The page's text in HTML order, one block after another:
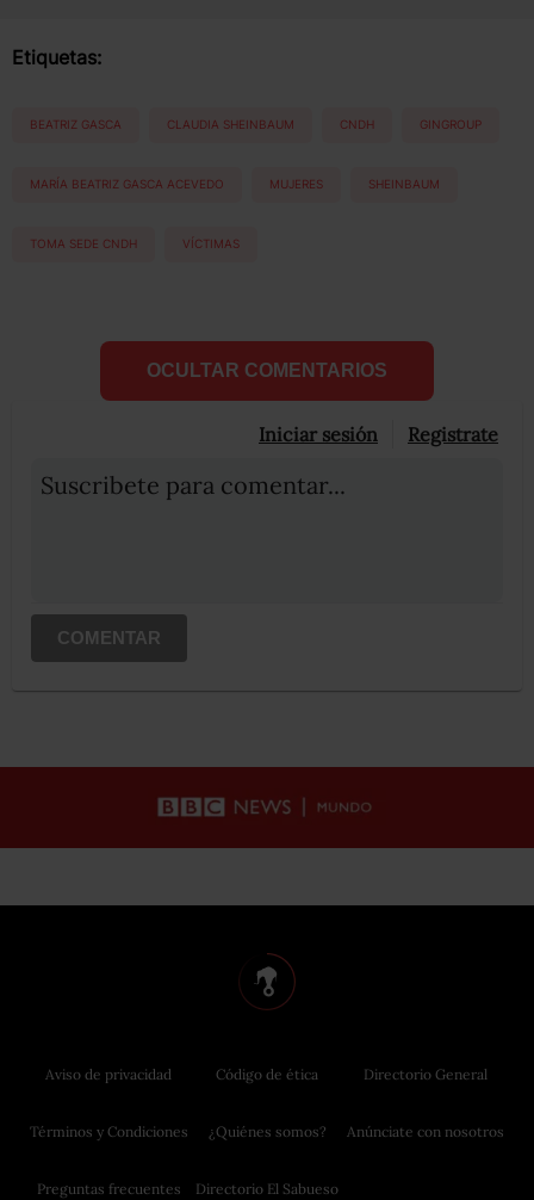
Etiquetas:
BEATRIZ GASCA CLAUDIA SHEINBAUM CNDH GINGROUP
MARÍA BEATRIZ GASCA ACEVEDO MUJERES SHEINBAUM
TOMA SEDE CNDH VÍCTIMAS
OCULTAR COMENTARIOS
Iniciar sesión Registrate
Suscribete para comentar...
COMENTAR
Aviso de privacidad
Términos y Condiciones
Preguntas frecuentes
Código de ética
¿Quiénes somos?
Directorio El Sabueso
Directorio General
Anúnciate con nosotros